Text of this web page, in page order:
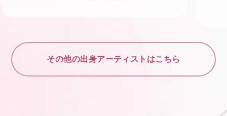
その他の出身アーティストはこちら